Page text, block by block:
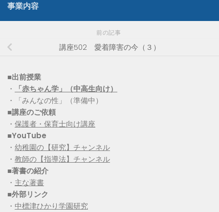
事業内容
前の記事
講座502 愛着障害の今（３）
■出前授業
・
「赤ちゃん学」（中高生向け）
・「みんなの性」（準備中）
■講座のご依頼
・ 保護者・保育士向け講座
■YouTube
・ 幼稚園の【研究】チャンネル
・ 教師の【指導法】チャンネル
■著書の紹介
・ 主な著書
■外部リンク
・ 中標津ひかり学園研究